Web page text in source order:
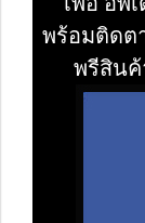
พร้อมติดต
พรีสินค้